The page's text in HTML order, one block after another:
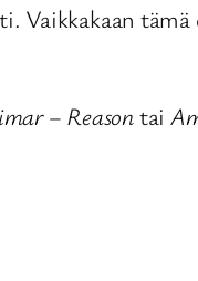
Vaikkakaan
– Reasontai